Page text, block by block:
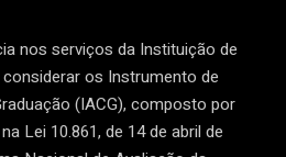
nos serviços da Instituição de
os Instrumento de
(IACG), composto por
Lei 10.861, de 14 de abril de